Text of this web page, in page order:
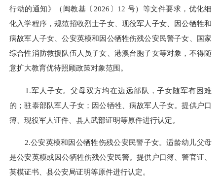
行动的通知》（闽教基〔2026〕12 号）等文件要求，优化细
化入学程序，规范招收烈士子女、现役军人子女、因公牺牲和
病故军人子女、公安英模和因公牺牲伤残公安民警子女、国家
综合性消防救援队伍人员子女、港澳台胞子女等对象，不得随
意扩大教育优待照顾政策对象范围。
1.军人子女。父母双方均在边远部队，子女随军有困难
的；驻泰部队军人子女；因公牺牲、病故军人子女。提供户口
簿、现役军人证件、县人武部证明等原件进行认定。
2.公安英模和因公牺牲伤残公安民警子女。适龄幼儿父母
是公安英模或因公牺牲伤残公安民警。提供户口簿、警官证、
英模证书、县公安局证明等原件进行认定。